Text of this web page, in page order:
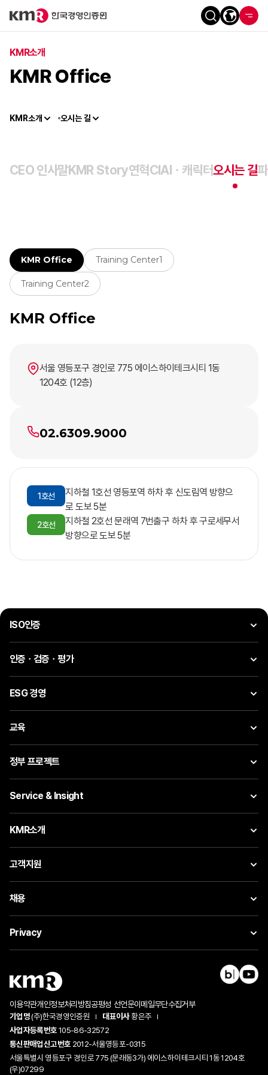
KMR소개
KMR Office
KMR소개 오시는 길
CEO 인사말KMR Story연혁CI AIㆍ캐릭터오시는 길
KMR Office Training Center1
Training Center2
KMR Office
서울 영등포구 경인로 775 에이스하이테크시티 1동
1204호 (12층)
02.6309.9000
1호선
지하철 1호선 영등포역 하차 후 신도림역 방향으
로 도보 5분
2호선
지하철 2호선 문래역 7번출구 하차 후 구로세무서
방향으로 도보 5분
ISO인증
인증ㆍ검증ㆍ평가
ESG 경영
교육
정부 프로젝트
Service & Insight
KMR소개
고객지원
채용
Privacy
이용약관개인정보처리방침공평성 선언문이메일무단수집거부
기업명(주)한국경영인증원 대표이사황은주
사업자등록번호105-86-32572
통신판매업신고번호 2012-서울영등포-0315
서울특별시 영등포구 경인로 775 (문래동3가) 에이스하이테크시티 1동 1204호
(우)07299